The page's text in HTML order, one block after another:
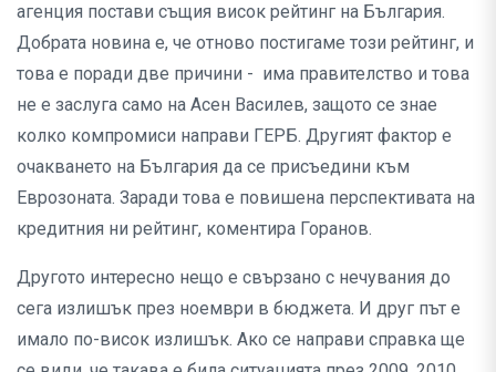
агенция постави същия висок рейтинг на България.
Добрата новина е, че отново постигаме този рейтинг, и
това е поради две причини - има правителство и това
не е заслуга само на Асен Василев, защото се знае
колко компромиси направи ГЕРБ. Другият фактор е
очакването на България да се присъедини към
Еврозоната. Заради това е повишена перспективата на
кредитния ни рейтинг, коментира Горанов.
Другото интересно нещо е свързано с нечувания до
сега излишък през ноември в бюджета. И друг път е
имало по-висок излишък. Ако се направи справка ще